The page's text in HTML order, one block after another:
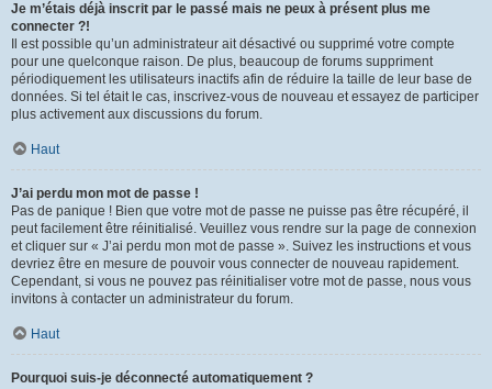
Je m’étais déjà inscrit par le passé mais ne peux à présent plus me
connecter ?!
Il est possible qu’un administrateur ait désactivé ou supprimé votre compte
pour une quelconque raison. De plus, beaucoup de forums suppriment
périodiquement les utilisateurs inactifs afin de réduire la taille de leur base de
données. Si tel était le cas, inscrivez-vous de nouveau et essayez de participer
plus activement aux discussions du forum.
Haut
J’ai perdu mon mot de passe !
Pas de panique ! Bien que votre mot de passe ne puisse pas être récupéré, il
peut facilement être réinitialisé. Veuillez vous rendre sur la page de connexion
et cliquer sur « J’ai perdu mon mot de passe ». Suivez les instructions et vous
devriez être en mesure de pouvoir vous connecter de nouveau rapidement.
Cependant, si vous ne pouvez pas réinitialiser votre mot de passe, nous vous
invitons à contacter un administrateur du forum.
Haut
Pourquoi suis-je déconnecté automatiquement ?